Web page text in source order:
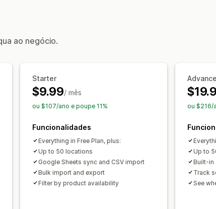
Pesquisa de
Etiquetagem
Filtro de distância
Relatórios de
ao negócio.
Starter
$9.99/ mês
ou $107/ano e poupe 11%
Funcionalidades
Everything in Free Plan, plus:
Up to 50 locations
Google Sheets sync and CSV import
Bulk import and export
Filter by product availability
ou $216/
Up to
Built-in
Track
See